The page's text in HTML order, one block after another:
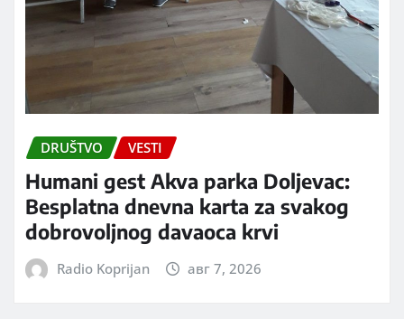
DRUŠTVO VESTI
Humani gest Akva parka Doljevac:
Besplatna dnevna karta za svakog
dobrovoljnog davaoca krvi
Radio Koprijan авг 7, 2026